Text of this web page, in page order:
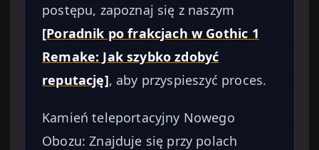
postępu, zapoznaj się z naszym
[Poradnik po frakcjach w Gothic 1
Remake: Jak szybko zdobyć
reputację], aby przyspieszyć proces.
Kamień teleportacyjny Nowego
Obozu: Znajduje się przy polach